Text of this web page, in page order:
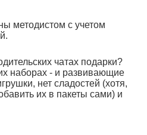
методистом с учетом
чатах подарки?
наборах - и развивающие
нет сладостей (хотя,
их в пакеты сами) и